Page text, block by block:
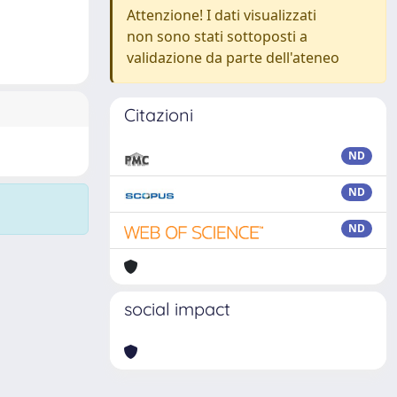
Attenzione! I dati visualizzati
non sono stati sottoposti a
validazione da parte dell'ateneo
Citazioni
ND
ND
ND
social impact